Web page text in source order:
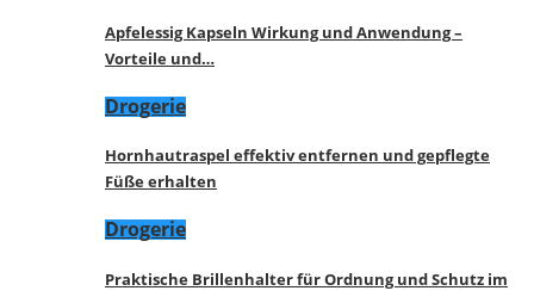
Apfelessig Kapseln Wirkung und Anwendung –
Vorteile und…
Drogerie
Hornhautraspel effektiv entfernen und gepflegte
Füße erhalten
Drogerie
Praktische Brillenhalter für Ordnung und Schutz im